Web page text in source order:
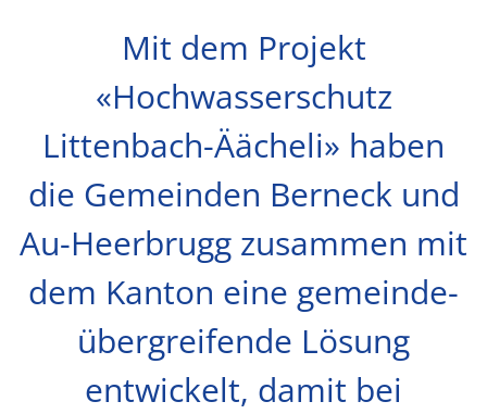
Mit dem Projekt
«Hochwasserschutz
Littenbach-Äächeli» haben
die Gemeinden Berneck und
Au-Heerbrugg zusammen mit
dem Kanton eine gemeinde­
übergreifende Lösung
entwickelt, damit bei